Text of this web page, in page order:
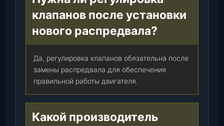
клапанов после установки
нового распредвала?
Да, регулировка клапанов обязательна после
замены распредвала для обеспечения
правильной работы двигателя.
Какой производитель